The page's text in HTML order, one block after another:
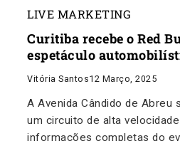
LIVE MARKETING
Curitiba recebe o Red
espetáculo
Vitória Santos12 Março, 2025
A Avenida Cândido de Abreu
um circuito de alta
informações completas do